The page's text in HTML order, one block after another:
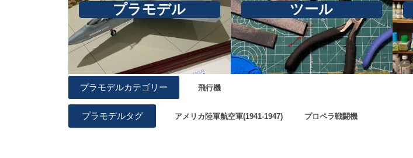
プラモデル ツール
プラモデルカテゴリー 飛行機
プラモデルタグ アメリカ陸軍航空軍(1941-1947) プロペラ戦闘機